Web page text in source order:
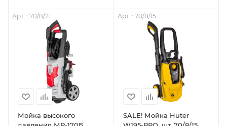
Арт. : 70/8/21
Мойка высокого
Арт. : 70/8/15
SALE! Мойка Huter